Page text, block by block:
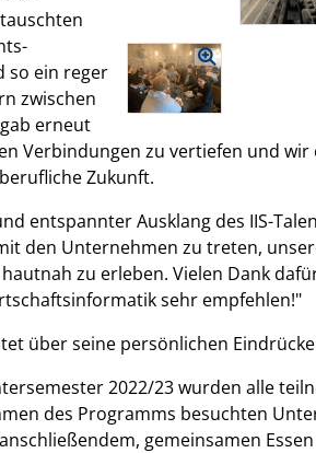
so ein reger
zwischen
erneut
Verbindungen zu vertiefen und
Zukunft.
entspannter Ausklang des IIS-
den Unternehmen zu treten,
zu erleben. Vielen Dank
sehr empfehlen!"
über seine persönlichen
2022/23 wurden alle
des Programms besuchten
gemeinsamen